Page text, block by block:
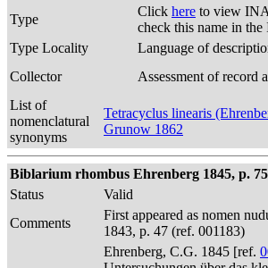
Type
Click here to view
check this name in
Type Locality
Language of
Collector
Assessment of record
List of
nomenclatural
synonyms
Tetracyclus linearis
Grunow 1862
Biblarium rhombus Ehrenberg 1845, p. 75
Status
Valid
Comments
First appeared as nomen
1843, p. 47 (ref. 001183)
Ehrenberg, C.G. 1845 [ref.